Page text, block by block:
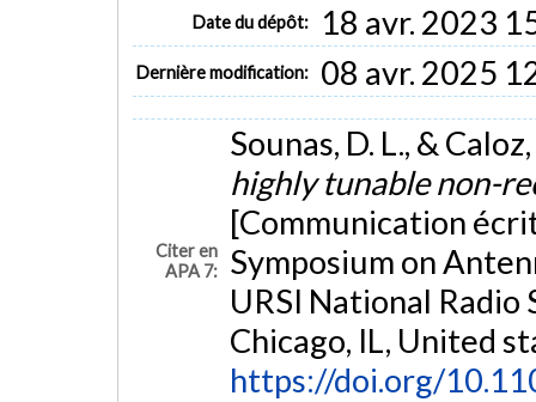
Date du dépôt: 18 avr. 2023
Dernière modification: 08 avr. 2025
Citer en
APA 7:
Sounas, D. L., &
highly tunable non-
[Communication
Symposium on
URSI National Radio
Chicago, IL, United
https://doi.org/